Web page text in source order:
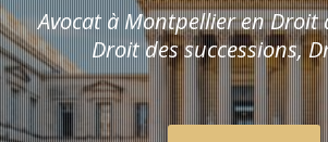
Avocat à Montpellier en Droit
Droit des successions,